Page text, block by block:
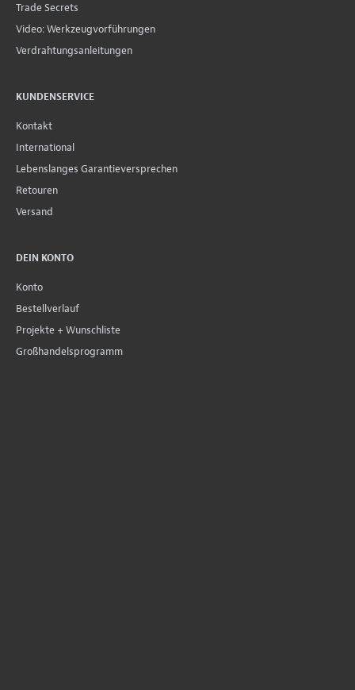
Trade Secrets
Video: Werkzeugvorführungen
Verdrahtungsanleitungen
KUNDENSERVICE
Kontakt
International
Lebenslanges Garantieversprechen
Retouren
Versand
DEIN KONTO
Konto
Bestellverlauf
Projekte + Wunschliste
Großhandelsprogramm